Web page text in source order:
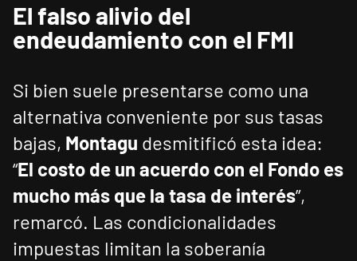
El falso alivio del
endeudamiento con el FMI
Si bien suele presentarse como una
alternativa conveniente por sus tasas
bajas, Montagu desmitificó esta idea:
“El costo de un acuerdo con el Fondo es
mucho más que la tasa de interés”,
remarcó. Las condicionalidades
impuestas limitan la soberanía